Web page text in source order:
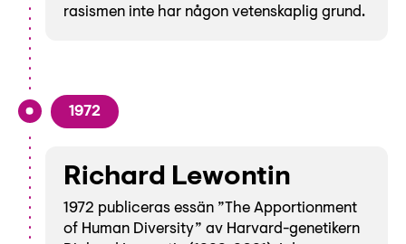
rasismen inte har någon vetenskaplig grund.
1972
Richard Lewontin
1972 publiceras essän ”The Apportionment
of Human Diversity” av Harvard-genetikern